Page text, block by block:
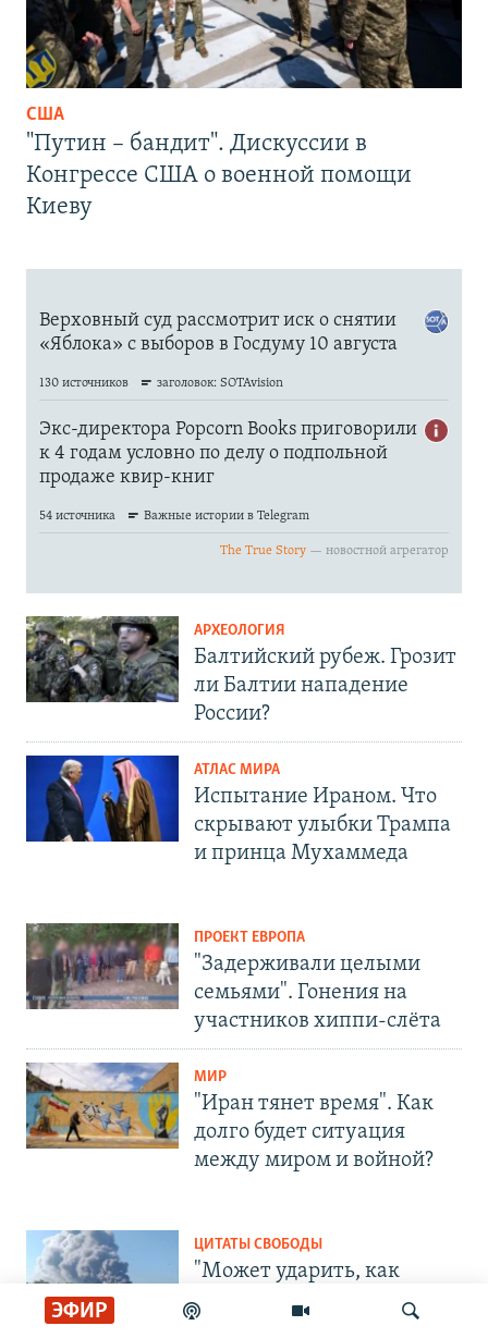
ЭФИР
США
"Путин – бандит". Дискуссии в
Конгрессе США о военной помощи
Киеву
АРХЕОЛОГИЯ
Балтийский рубеж. Грозит
ли Балтии нападение
России?
АТЛАС МИРА
Испытание Ираном. Что
скрывают улыбки Трампа
и принца Мухаммеда
ПРОЕКТ ЕВРОПА
"Задерживали целыми
семьями". Гонения на
участников хиппи-слёта
МИР
"Иран тянет время". Как
долго будет ситуация
между миром и войной?
ЦИТАТЫ СВОБОДЫ
"Может ударить, как
бомба". Блогеры – о